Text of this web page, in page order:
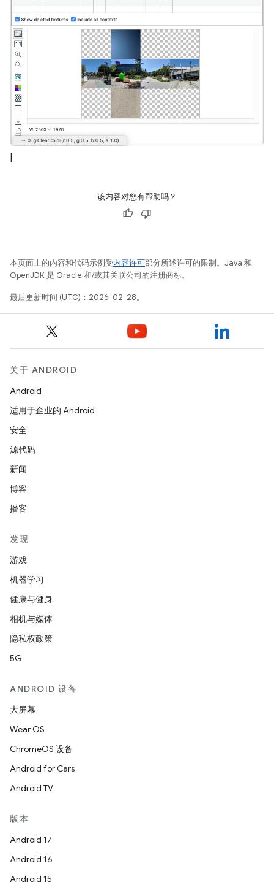
该内容对您有帮助吗？
本页面上的内容和代码示例受内容许可部分所述许可的限制。Java 和
OpenJDK 是 Oracle 和/或其关联公司的注册商标。
最后更新时间 (UTC)：2026-02-28。
关于 ANDROID
Android
适用于企业的 Android
安全
源代码
新闻
博客
播客
发现
游戏
机器学习
健康与健身
相机与媒体
隐私权政策
5G
ANDROID 设备
大屏幕
Wear OS
ChromeOS 设备
Android for Cars
Android TV
版本
Android 17
Android 16
Android 15